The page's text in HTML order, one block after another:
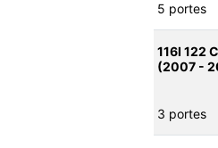
5 portes
116I 122
(2007 -
3 portes